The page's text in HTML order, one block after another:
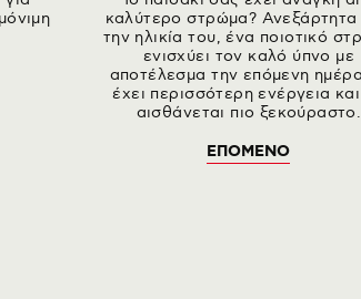
καλύτερο στρώμα? Ανεξάρτητα
την ηλικία του, ένα ποιοτικό
ενισχύει τον καλό ύπνο με
αποτέλεσμα την επόμενη
έχει περισσότερη ενέργεια
αισθάνεται πιο ξεκούραστο.
ΕΠΟΜΕΝΟ